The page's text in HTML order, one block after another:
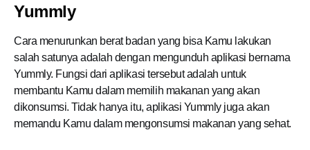
Yummly
Cara menurunkan berat badan yang bisa Kamu lakukan
salah satunya adalah dengan mengunduh aplikasi bernama
Yummly. Fungsi dari aplikasi tersebut adalah untuk
membantu Kamu dalam memilih makanan yang akan
dikonsumsi. Tidak hanya itu, aplikasi Yummly juga akan
memandu Kamu dalam mengonsumsi makanan yang sehat.